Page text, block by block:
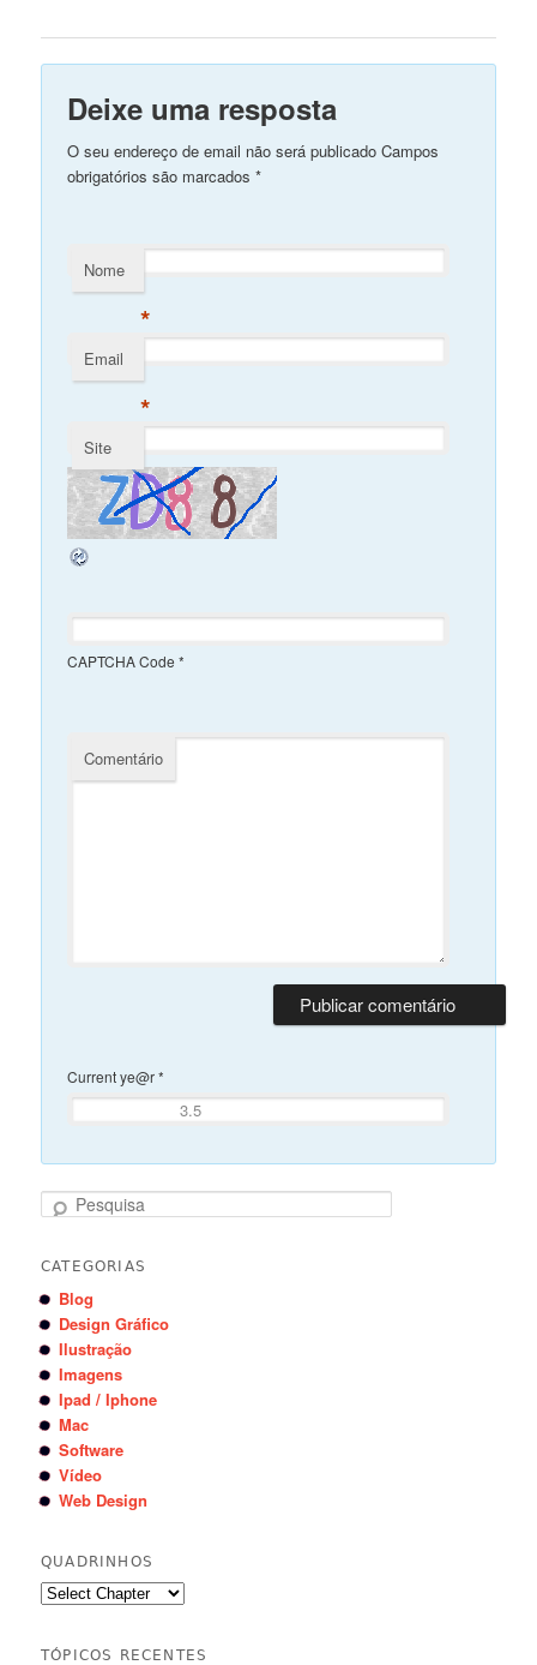
Deixe uma resposta
O seu endereço de email não será publicado Campos
obrigatórios são marcados*
Nome
*
Email
*
Site
CAPTCHA Code *
Comentário
Current ye@r*
Pesquisa
CATEGORIAS
Blog
Design Gráfico
Ilustração
Imagens
Ipad / Iphone
Mac
Software
Vídeo
Web Design
QUADRINHOS
TÓPICOS RECENTES